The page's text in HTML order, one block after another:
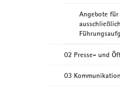
Angebote
02 Presse- und
03